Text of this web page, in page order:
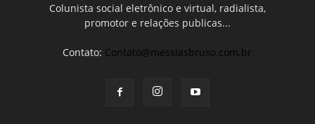
Colunista social eletrônico e virtual, radialista,
promotor e relações publicas...
Contato: Contato@messiasbruxo.com.br